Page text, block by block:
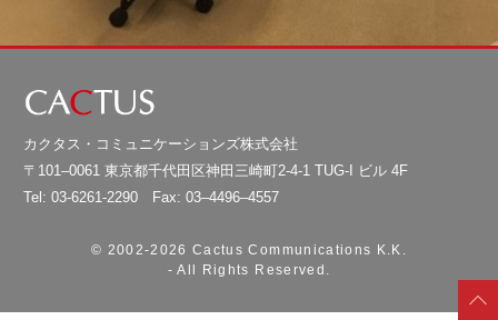
カクタス・コミュニケーションズ株式会社
〒101–0061 東京都千代田区神田三崎町2-4-1 TUG-I ビル 4F
Tel: 03-6261-2290 Fax: 03–4496–4557
© 2002-2026 Cactus Communications K.K.
- All Rights Reserved.